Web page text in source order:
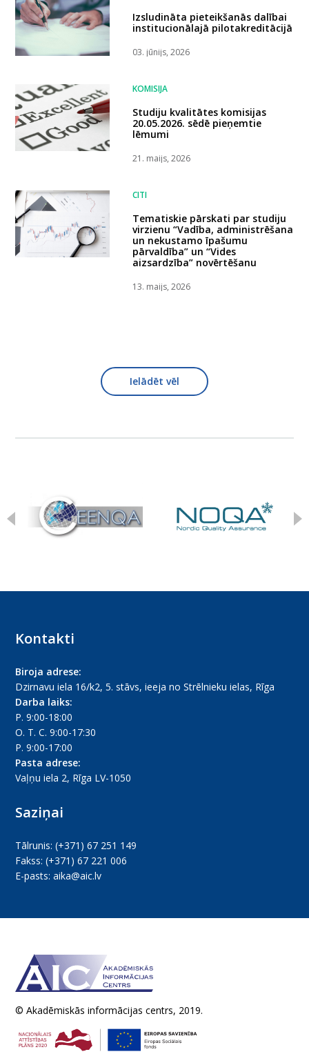
Izsludināta pieteikšanās dalībai
institucionālajā pilotakreditācijā
03. jūnijs, 2026
KOMISIJA
Studiju kvalitātes komisijas
20.05.2026. sēdē pieņemtie
lēmumi
21. maijs, 2026
CITI
Tematiskie pārskati par studiju
virzienu “Vadība, administrēšana
un nekustamo īpašumu
pārvaldība” un “Vides
aizsardzība” novērtēšanu
13. maijs, 2026
Ielādēt vēl
Kontakti
Biroja adrese:
Dzirnavu iela 16/k2, 5. stāvs, ieeja no Strēlnieku ielas, Rīga
Darba laiks:
P. 9:00-18:00
O. T. C. 9:00-17:30
P. 9:00-17:00
Pasta adrese:
Vaļņu iela 2, Rīga LV-1050
Saziņai
Tālrunis:(+371) 67 251 149
Fakss:(+371) 67 221 006
E-pasts:aika@aic.lv
© Akadēmiskās informācijas centrs, 2019.